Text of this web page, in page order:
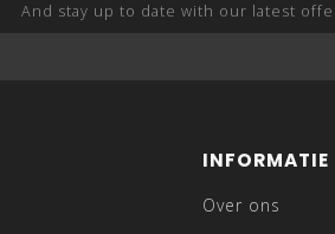
And stay up to date with our latest
INFORMATIE
Over ons